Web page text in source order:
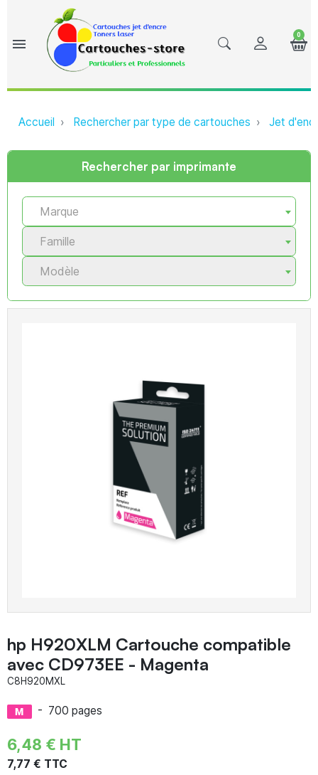
menu
0
Accueil Rechercher par type de cartouches Jet
Rechercher par imprimante
Marque
Famille
Modèle
hp H920XLM Cartouche compatible
avec CD973EE - Magenta
C8H920MXL
- 700 pages
6,48 € HT
7,77 € TTC